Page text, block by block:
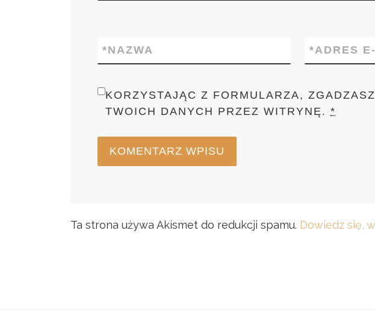
NAZWA
* ADRES
*
KORZYSTAJĄC Z FORMULARZA,
TWOICH DANYCH PRZEZ WITRYNĘ.*
Ta strona używa Akismet do redukcji spamu. Dowiedz się,